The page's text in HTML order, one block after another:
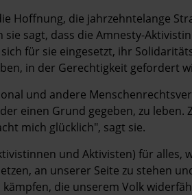
Hoffnung, die jahrzehntelange
sie sagt, dass die Amnesty-
für sie eingesetzt, ihr
in der Gerechtigkeit gefordert
und andere
einen Grund gegeben, zu
mich glücklich", sagt sie.
und Aktivisten) für alles,
an unserer Seite zu stehen
die unserem Volk